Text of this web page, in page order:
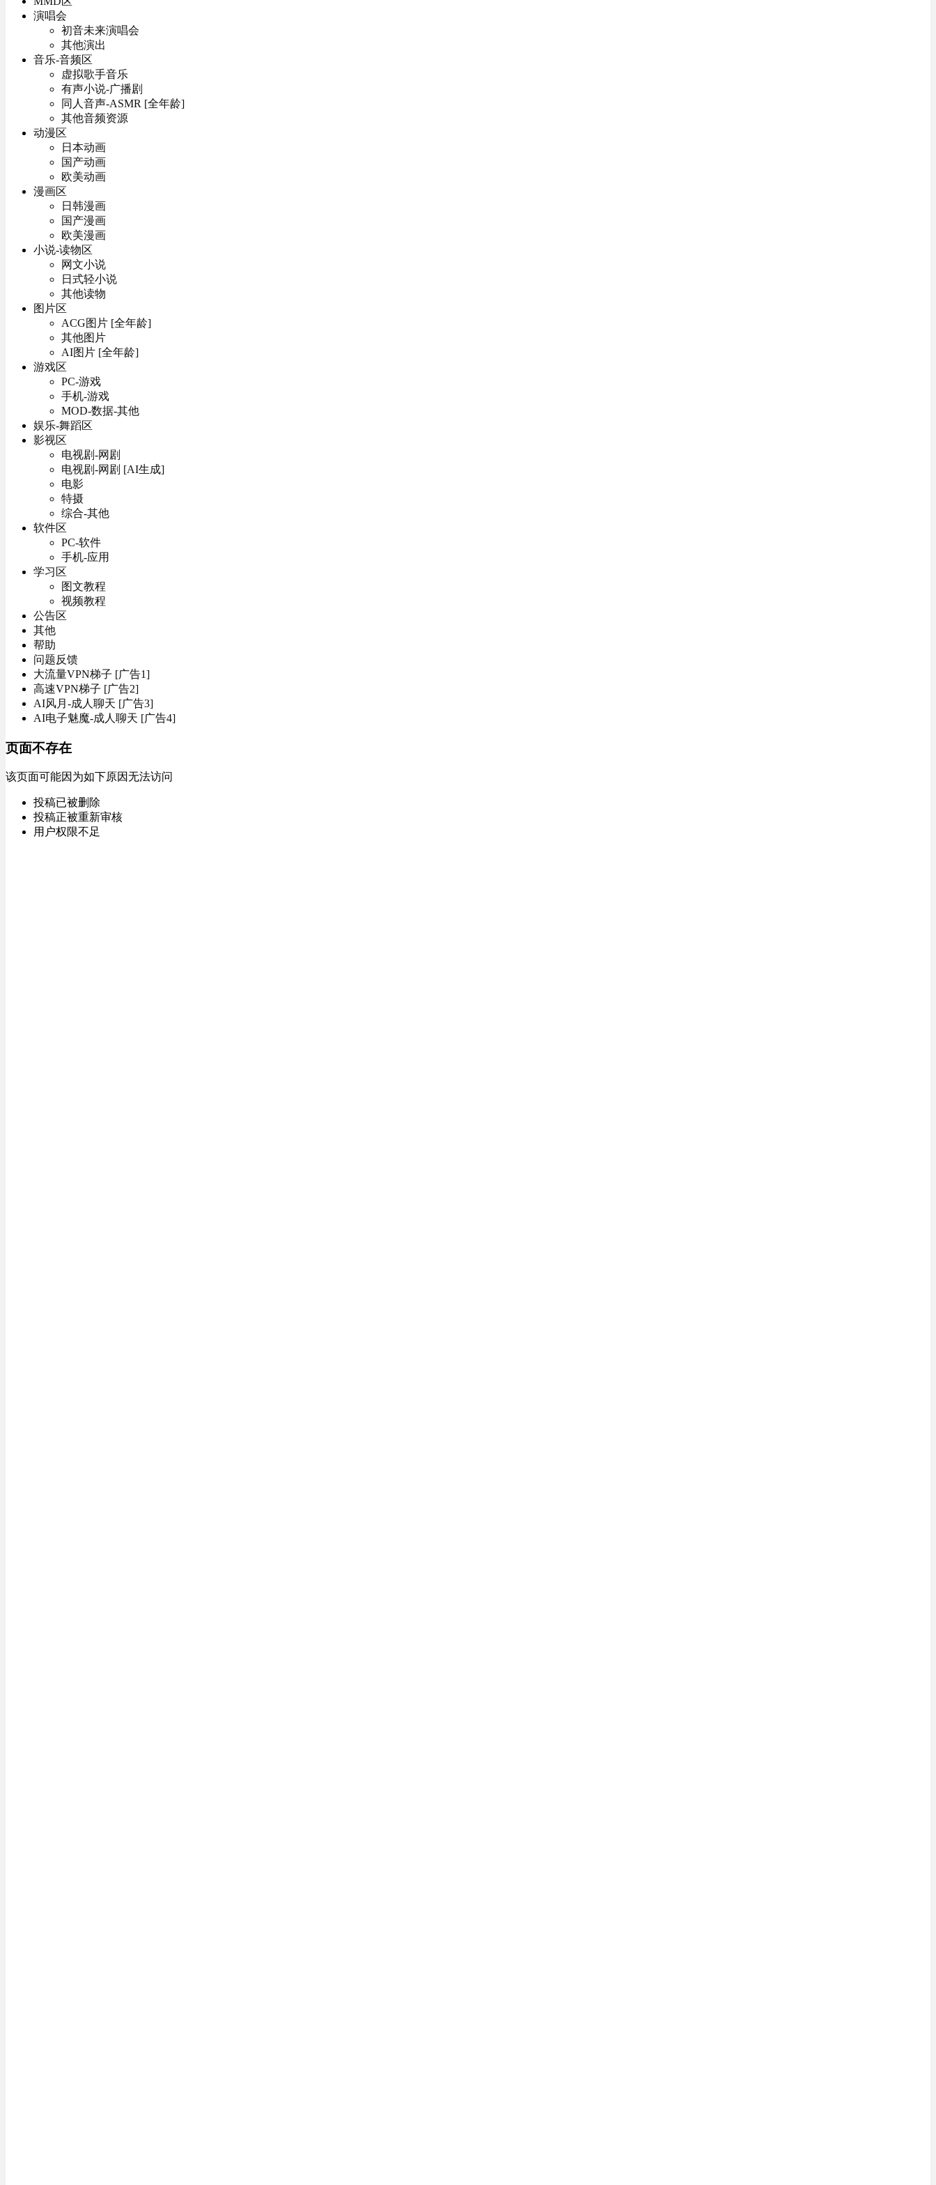
演唱会
初音未来演唱会
其他演出
音乐-音频区
虚拟歌手音乐
有声小说-广播剧
同人音声-ASMR [全年龄]
其他音频资源
动漫区
日本动画
国产动画
欧美动画
漫画区
日韩漫画
国产漫画
欧美漫画
小说-读物区
网文小说
日式轻小说
其他读物
图片区
ACG图片 [全年龄]
其他图片
AI图片 [全年龄]
游戏区
PC-游戏
手机-游戏
MOD-数据-其他
娱乐-舞蹈区
影视区
电视剧-网剧
电视剧-网剧 [AI生成]
电影
特摄
综合-其他
软件区
PC-软件
手机-应用
学习区
图文教程
视频教程
公告区
其他
帮助
问题反馈
大流量VPN梯子 [广告1]
高速VPN梯子 [广告2]
AI风月-成人聊天 [广告3]
AI电子魅魔-成人聊天 [广告4]
页面不存在
该页面可能因为如下原因无法访问
投稿已被删除
投稿正被重新审核
用户权限不足